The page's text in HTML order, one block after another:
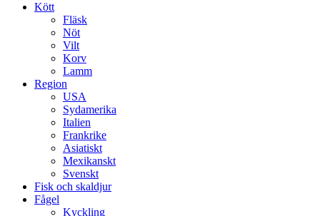
Kött
Fläsk
Nöt
Vilt
Korv
Lamm
Region
USA
Sydamerika
Italien
Frankrike
Asiatiskt
Mexikanskt
Svenskt
Fisk och skaldjur
Fågel
Kyckling